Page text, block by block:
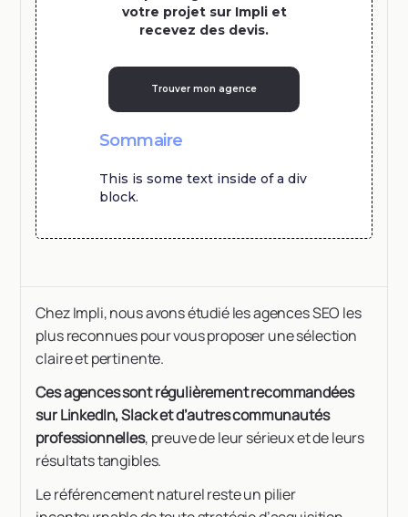
votre projet sur Impli et
recevez des devis.
Trouver mon agence
Sommaire
This is some text inside of a div
block.
Chez Impli, nous avons étudié les agences SEO les
plus reconnues pour vous proposer une sélection
claire et pertinente.
Ces agences sont régulièrement recommandées
sur LinkedIn, Slack et d’autres communautés
professionnelles, preuve de leur sérieux et de leurs
résultats tangibles.
Le référencement naturel reste un pilier